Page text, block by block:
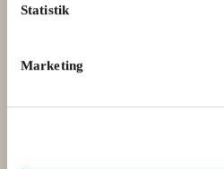
Statistik
Marketing
og går aldrig på kompromis med